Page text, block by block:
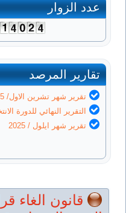
عدد الزوار
تقارير المرصد
تقرير شهر تشرين الاول/ 2025
التقرير النهائي للدورة
تقرير شهر ايلول / 2025
قانون الغاء